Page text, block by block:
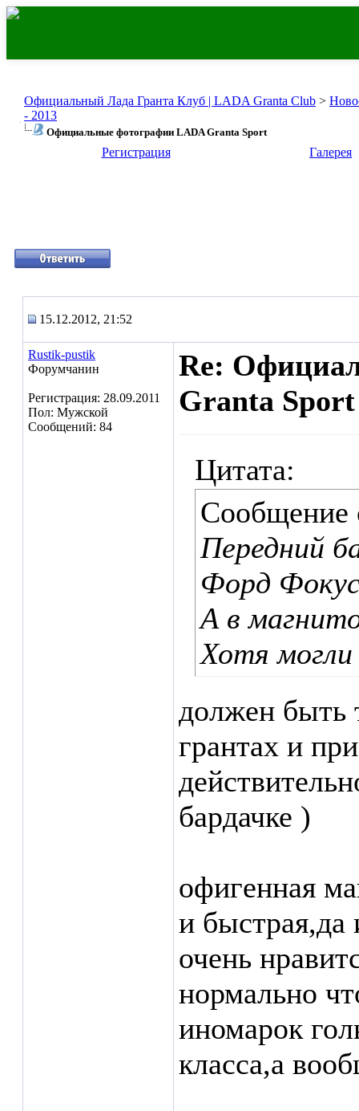
Официальный Лада Гранта Клуб | LADA Granta Club >
- 2013
Официальные фотографии LADA Granta Sport
Регистрация Галерея
15.12.2012, 21:52
Rustik-pustik
Форумчанин
Регистрация: 28.09.2011
Пол: Мужской
Сообщений: 84
Re:
Granta Sport
Цитата:
Сообщение
Передний
Форд
А в
Хотя могли
должен
грантах и
бардачке )
офигенная
и быстрая,да
очень
нормально
иномарок
класса,а